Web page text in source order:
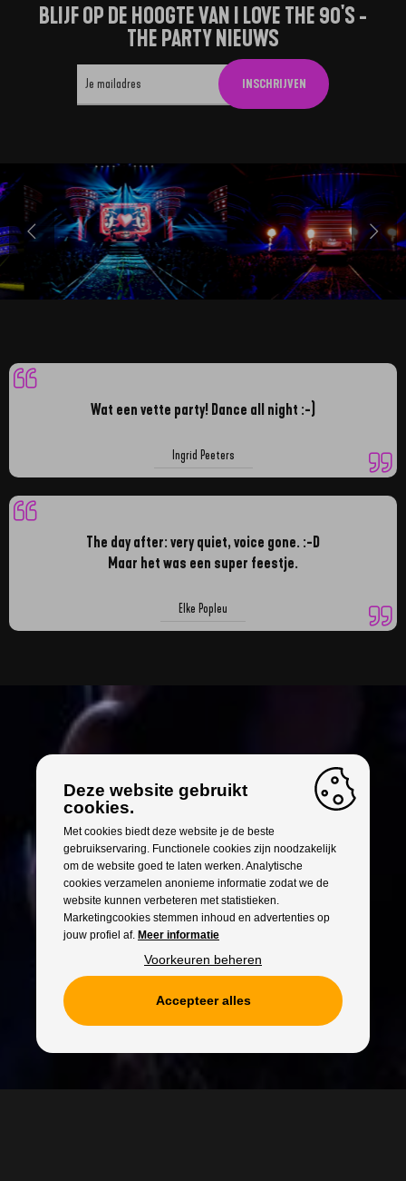
BLIJF OP DE HOOGTE VAN I LOVE THE 90'S -
THE PARTY NIEUWS
Wat een vette party! Dance all night :-)
Ingrid Peeters
The day after: very quiet, voice gone. :-D
Maar het was een super feestje.
Elke Popleu
Deze website gebruikt
cookies.
Met cookies biedt deze website je de beste
gebruikservaring. Functionele cookies zijn noodzakelijk
om de website goed te laten werken. Analytische
cookies verzamelen anonieme informatie zodat we de
website kunnen verbeteren met statistieken.
Marketingcookies stemmen inhoud en advertenties op
jouw profiel af. Meer informatie
Voorkeuren beheren
Accepteer alles